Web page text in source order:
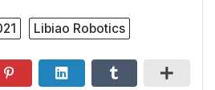
Libiao Robotics